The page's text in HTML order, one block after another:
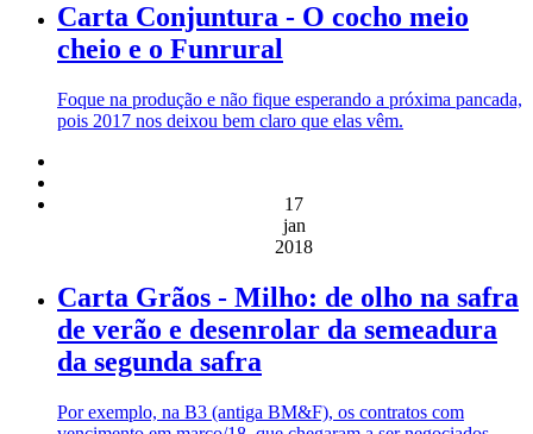
Carta Conjuntura - O cocho meio
cheio e o Funrural
Foque na produção e não fique esperando a próxima pancada,
pois 2017 nos deixou bem claro que elas vêm.
17
jan
2018
Carta Grãos - Milho: de olho na safra
de verão e desenrolar da semeadura
da segunda safra
Por exemplo, na B3 (antiga BM&F), os contratos com